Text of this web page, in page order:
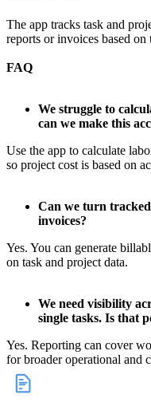
The app tracks task and
reports or invoices based
FAQ
We struggle to
can we make this
Use the app to calculate
so project cost is based on
Can we turn
invoices?
Yes. You can generate
on task and project data.
We need visibility
single tasks. Is that
Yes. Reporting can cover
for broader operational and